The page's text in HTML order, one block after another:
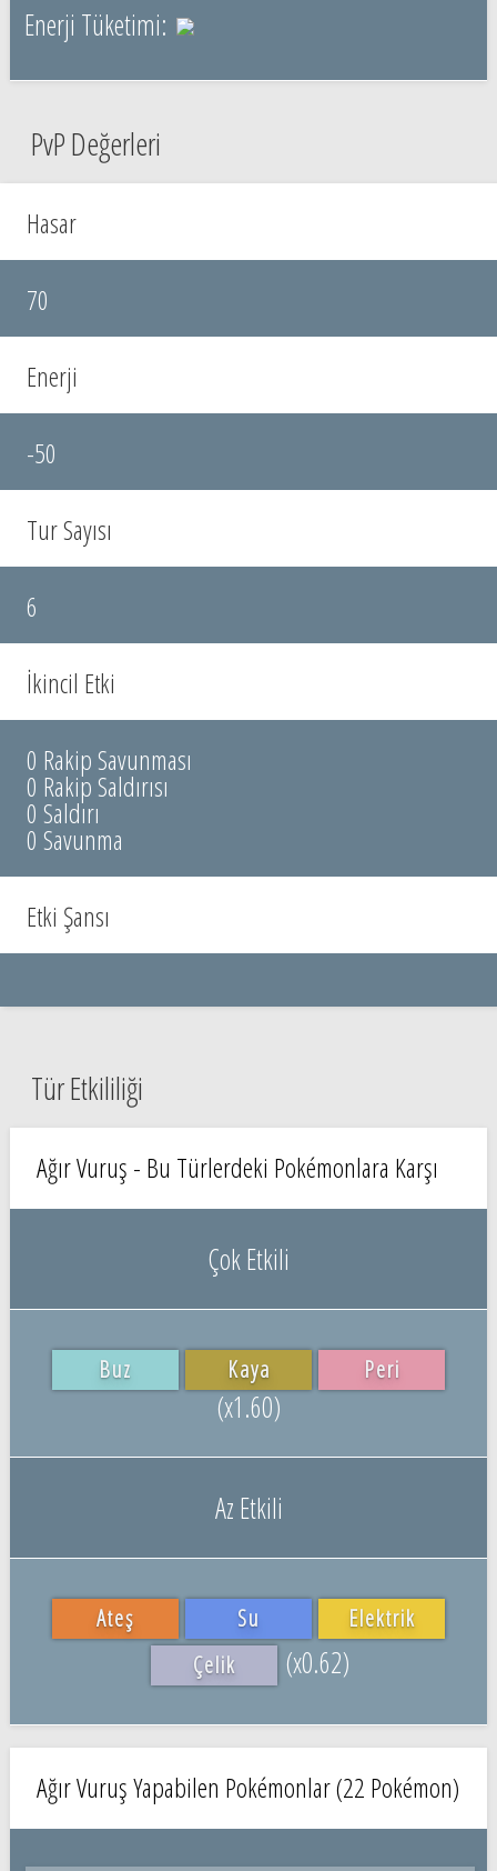
PvP Değerleri
Hasar
70
Enerji
-50
Tur Sayısı
6
İkincil Etki
0 Rakip Savunması
0 Rakip Saldırısı
0 Saldırı
0 Savunma
Etki Şansı
Tür Etkililiği
Ağır Vuruş - Bu Türlerdeki Pokémonlara Karşı
Çok Etkili
Buz Kaya Peri
(x1.60)
Az Etkili
Ateş Su
Elektrik
Çelik
(x0.62)
Ağır Vuruş Yapabilen Pokémonlar (22 Pokémon)